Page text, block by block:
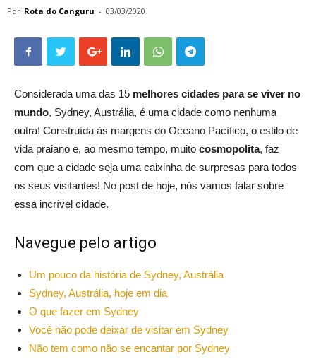
Por Rota do Canguru - 03/03/2020
Considerada uma das 15 melhores cidades para se viver no
mundo, Sydney, Austrália, é uma cidade como nenhuma
outra! Construída às margens do Oceano Pacífico, o estilo de
vida praiano e, ao mesmo tempo, muito cosmopolita, faz
com que a cidade seja uma caixinha de surpresas para todos
os seus visitantes! No post de hoje, nós vamos falar sobre
essa incrível cidade.
Navegue pelo artigo
Um pouco da história de Sydney, Austrália
Sydney, Austrália, hoje em dia
O que fazer em Sydney
Você não pode deixar de visitar em Sydney
Não tem como não se encantar por Sydney